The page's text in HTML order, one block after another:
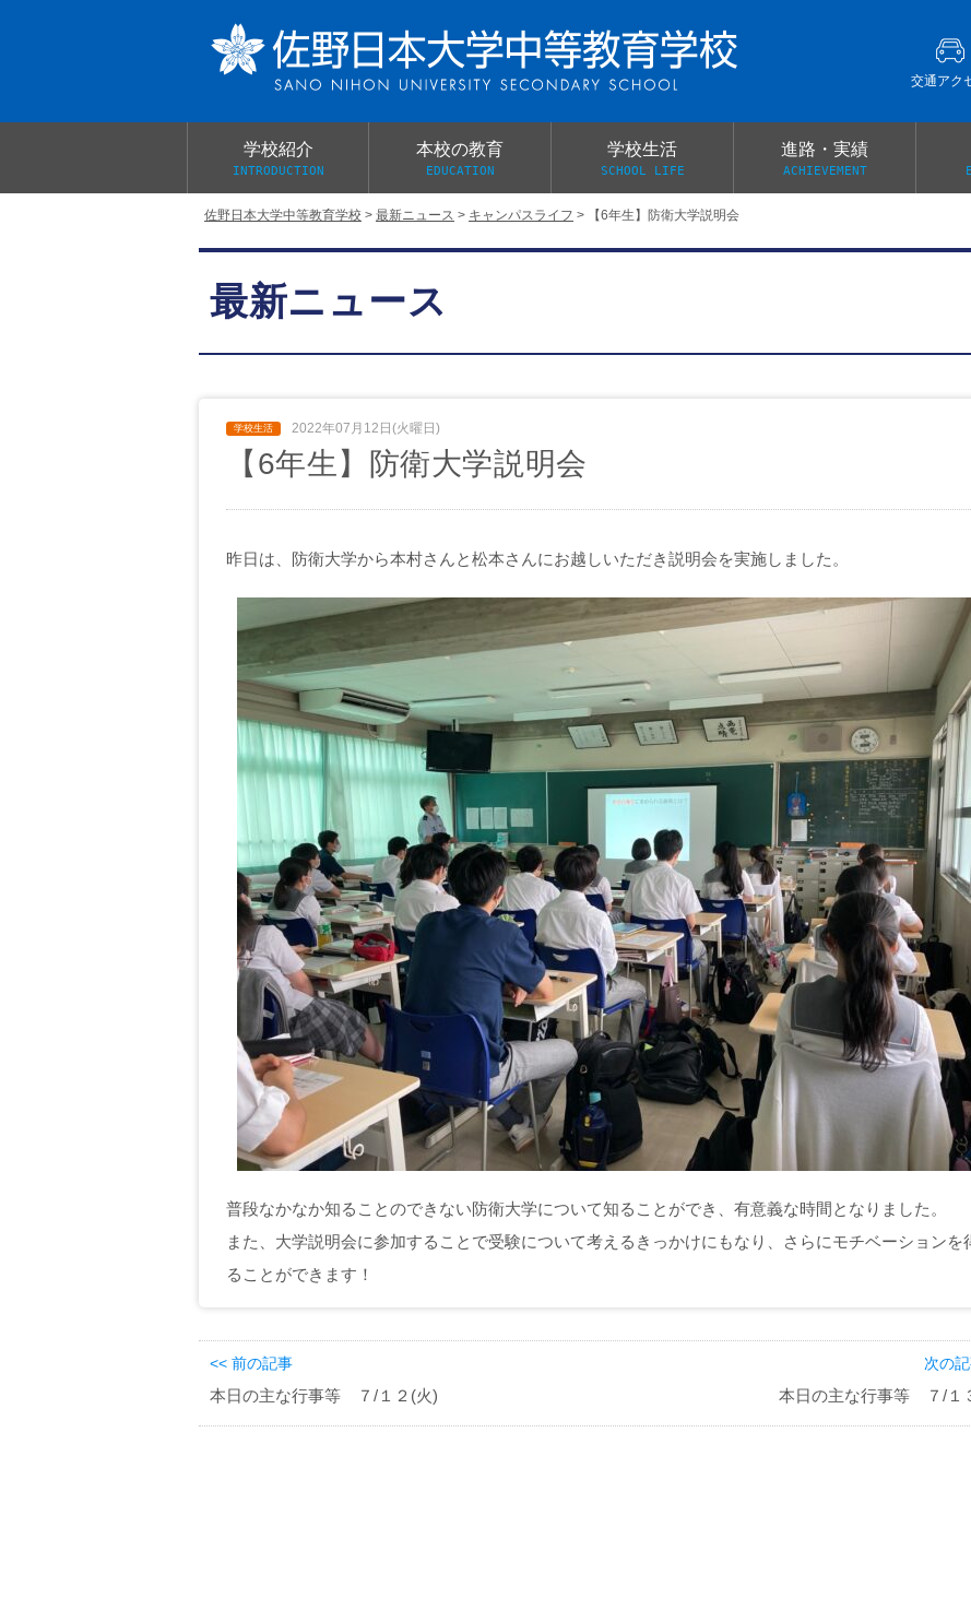
交通アク
佐野日本大学中等教育学校 > 最新ニュース > キャンパスライフ > 【6年生】防衛大学説明会
学校紹介
INTRODUCTION
学校案内パンフレット
本校の教育
EDUCATION
総合的探究（学習）の時間
学校生活
SCHOOL LIFE
制服紹介
進路・実績
ACHIEVEMENT
桜美会
最新ニュース
2022年07月12日(火曜日)
【6年生】防衛大学説明会
昨日は、防衛大学から本村さんと松本さんにお越しいただき説明会を実施しました。
普段なかなか知ることのできない防衛大学について知ることができ、有意義な時間となりました。
また、大学説明会に参加することで受験について考えるきっかけにもなり、さらにモチベーションを
ることができます！
<< 前の記事
本日の主な行事等 ７/１２(火)
次の
本日の主な行事等 ７/１